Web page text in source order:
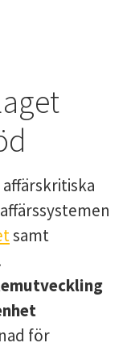
samt
för